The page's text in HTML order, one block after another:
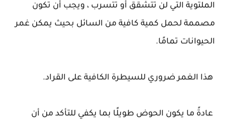
الملتوية التي لن تتشقق أو تتسرب ، ويجب أن تكون
مصممة لحمل كمية كافية من السائل بحيث يمكن غمر
الحيوانات تمامًا.
هذا الغمر ضروري للسيطرة الكافية على القراد.
عادةً ما يكون الحوض طويلًا بما يكفي للتأكد من أن